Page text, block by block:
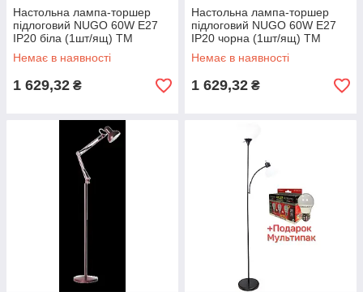
Настольна лампа-торшер
підлоговий NUGO 60W E27
IP20 біла (1шт/ящ) TM
LUMANO
Немає в наявності
1 629,32 ₴
Настольна лампа-торшер
підлоговий NUGO 60W E27
IP20 чорна (1шт/ящ) TM
LUMANO
Немає в наявності
1 629,32 ₴